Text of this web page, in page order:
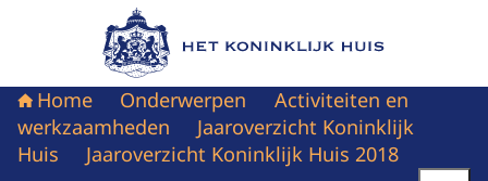
Naar de homepage van Het Koninklijk Huis
Home Onderwerpen
Activiteiten en
werkzaamheden
Jaaroverzicht Koninklijk
Huis
Jaaroverzicht Koninklijk Huis 2018